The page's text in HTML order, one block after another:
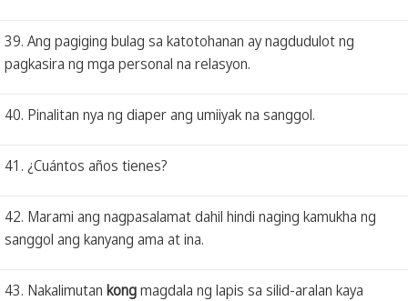
39. Ang pagiging bulag sa katotohanan ay nagdudulot ng
pagkasira ng mga personal na relasyon.
40. Pinalitan nya ng diaper ang umiiyak na sanggol.
41. ¿Cuántos años tienes?
42. Marami ang nagpasalamat dahil hindi naging kamukha ng
sanggol ang kanyang ama at ina.
43. Nakalimutan kongmagdala ng lapis sa silid-aralan kaya